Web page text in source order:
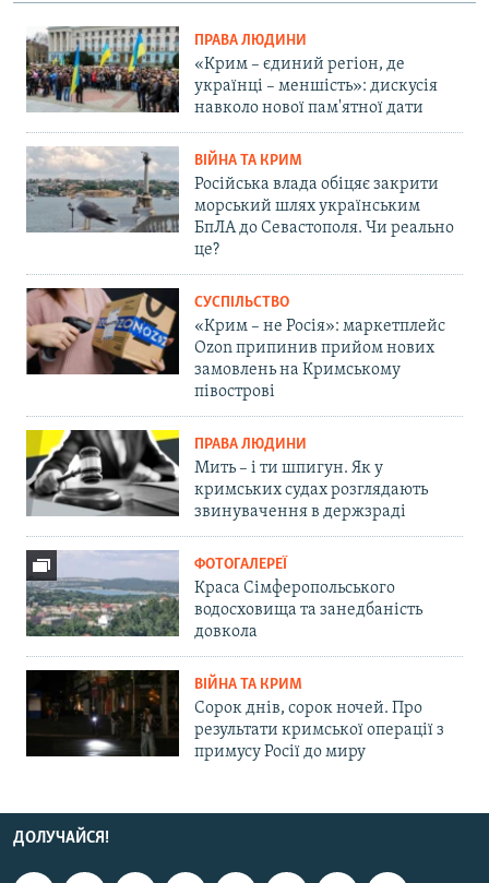
ПРАВА ЛЮДИНИ
«Крим – єдиний регіон, де
українці – меншість»: дискусія
навколо нової пам'ятної дати
ВІЙНА ТА КРИМ
Російська влада обіцяє закрити
морський шлях українським
БпЛА до Севастополя. Чи реально
це?
СУСПІЛЬСТВО
«Крим – не Росія»: маркетплейс
Ozon припинив прийом нових
замовлень на Кримському
півострові
ПРАВА ЛЮДИНИ
Мить – і ти шпигун. Як у
кримських судах розглядають
звинувачення в держзраді
ФОТОГАЛЕРЕЇ
Краса Сімферопольського
водосховища та занедбаність
довкола
ВІЙНА ТА КРИМ
Сорок днів, сорок ночей. Про
результати кримської операції з
примусу Росії до миру
ДОЛУЧАЙСЯ!